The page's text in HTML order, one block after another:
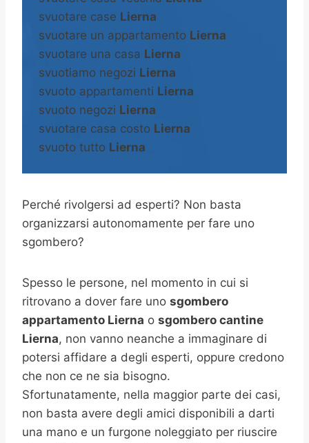
svuotare case Lierna
svuotare un appartamento Lierna
svuotare una casa Lierna
svuotiamo negozi Lierna
svuoto appartamenti Lierna
svuoto negozi Lierna
svuotare casa costo Lierna
svuoto tutto Lierna
Perché rivolgersi ad esperti? Non basta
organizzarsi autonomamente per fare uno
sgombero?
Spesso le persone, nel momento in cui si
ritrovano a dover fare uno sgombero
appartamento Lierna o sgombero cantine
Lierna, non vanno neanche a immaginare di
potersi affidare a degli esperti, oppure credono
che non ce ne sia bisogno.
Sfortunatamente, nella maggior parte dei casi,
non basta avere degli amici disponibili a darti
una mano e un furgone noleggiato per riuscire